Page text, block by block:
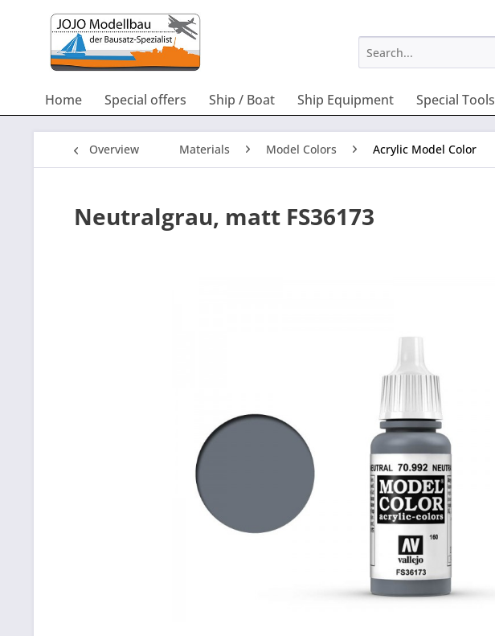
Home Special offers Ship / Boat Ship Equipment Special Tools
Overview Materials Model Colors Acrylic Model Color
Neutralgrau, matt FS36173